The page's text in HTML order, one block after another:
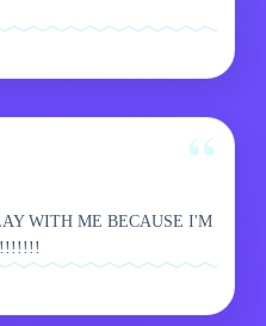
WITH ME BECAUSE I'M